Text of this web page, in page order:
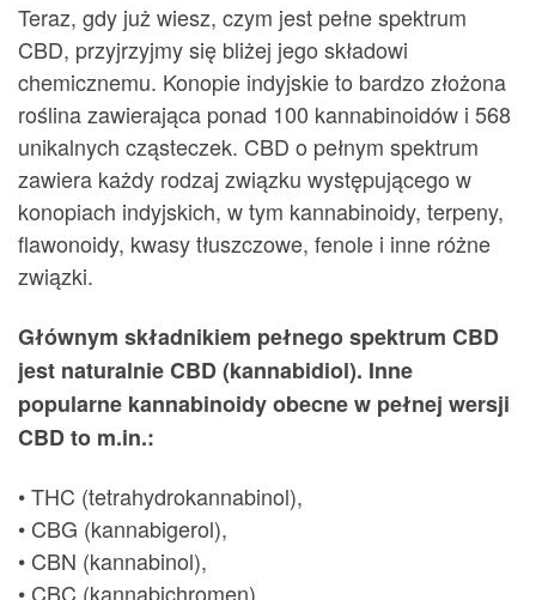
Teraz, gdy już wiesz, czym jest pełne spektrum
CBD, przyjrzyjmy się bliżej jego składowi
chemicznemu. Konopie indyjskie to bardzo złożona
roślina zawierająca ponad 100 kannabinoidów i 568
unikalnych cząsteczek. CBD o pełnym spektrum
zawiera każdy rodzaj związku występującego w
konopiach indyjskich, w tym kannabinoidy, terpeny,
flawonoidy, kwasy tłuszczowe, fenole i inne różne
związki.
Głównym składnikiem pełnego spektrum CBD
jest naturalnie CBD (kannabidiol). Inne
popularne kannabinoidy obecne w pełnej wersji
CBD to m.in.:
• THC (tetrahydrokannabinol),
• CBG (kannabigerol),
• CBN (kannabinol),
• CBC (kannabichromen),